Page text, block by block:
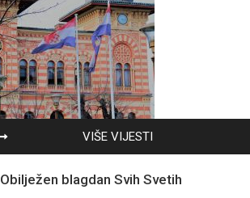
VIŠE VIJESTI
Obilježen blagdan Svih Svetih